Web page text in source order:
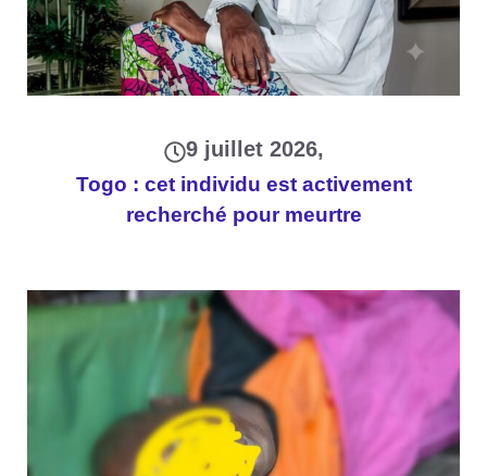
9 juillet 2026
Togo : cet individu est activement
recherché pour meurtre